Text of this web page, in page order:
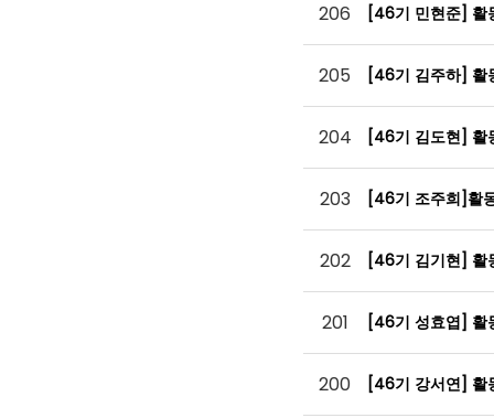
206 [46기 민현준] 활
205 [46기 김주하] 활
204 [46기 김도현] 활
203 [46기 조주희]활
202 [46기 김기현] 활
201 [46기 성효엽] 활
200 [46기 강서연] 활